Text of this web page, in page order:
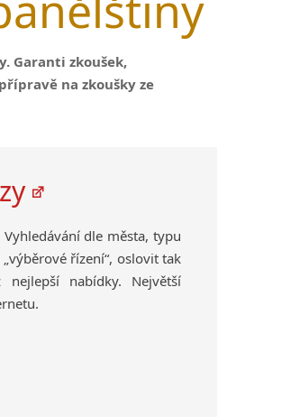
Garanti zkoušek,
na zkoušky ze
dle města, typu
řízení“, oslovit tak
nabídky. Největší